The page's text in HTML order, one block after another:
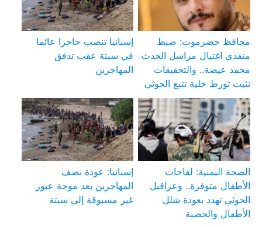
محافظ حضرموت: ضبط
منفذي اغتيال مراسل الحدث
محمد عيضة.. والتحقيقات
تثبت تورط خلية تتبع الحوثي
إسبانيا تنصب حاجزا عائما
في سبتة عقب تدفق
المهاجرين
الصحة اليمنية: لقاحات
الأطفال متوفرة.. وعراقيل
الحوثي تهدد بعودة شلل
الأطفال والحصبة
إسبانيا: عودة نصف
المهاجرين بعد موجة عبور
غير مسبوقة إلى سبتة